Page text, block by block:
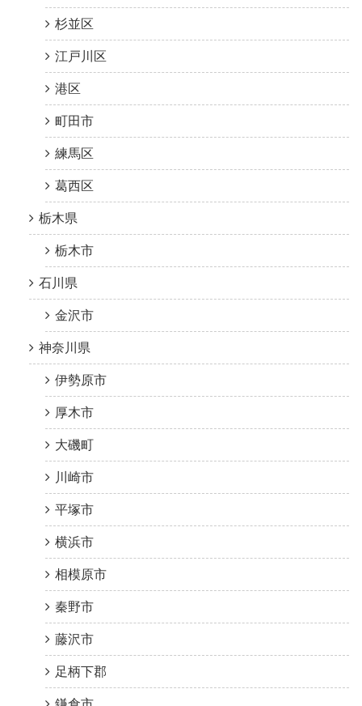
杉並区
江戸川区
港区
町田市
練馬区
葛西区
栃木県
栃木市
石川県
金沢市
神奈川県
伊勢原市
厚木市
大磯町
川崎市
平塚市
横浜市
相模原市
秦野市
藤沢市
足柄下郡